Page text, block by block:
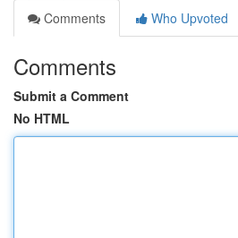
Comments
Who Upvoted
Comments
Submit a Comment
No HTML